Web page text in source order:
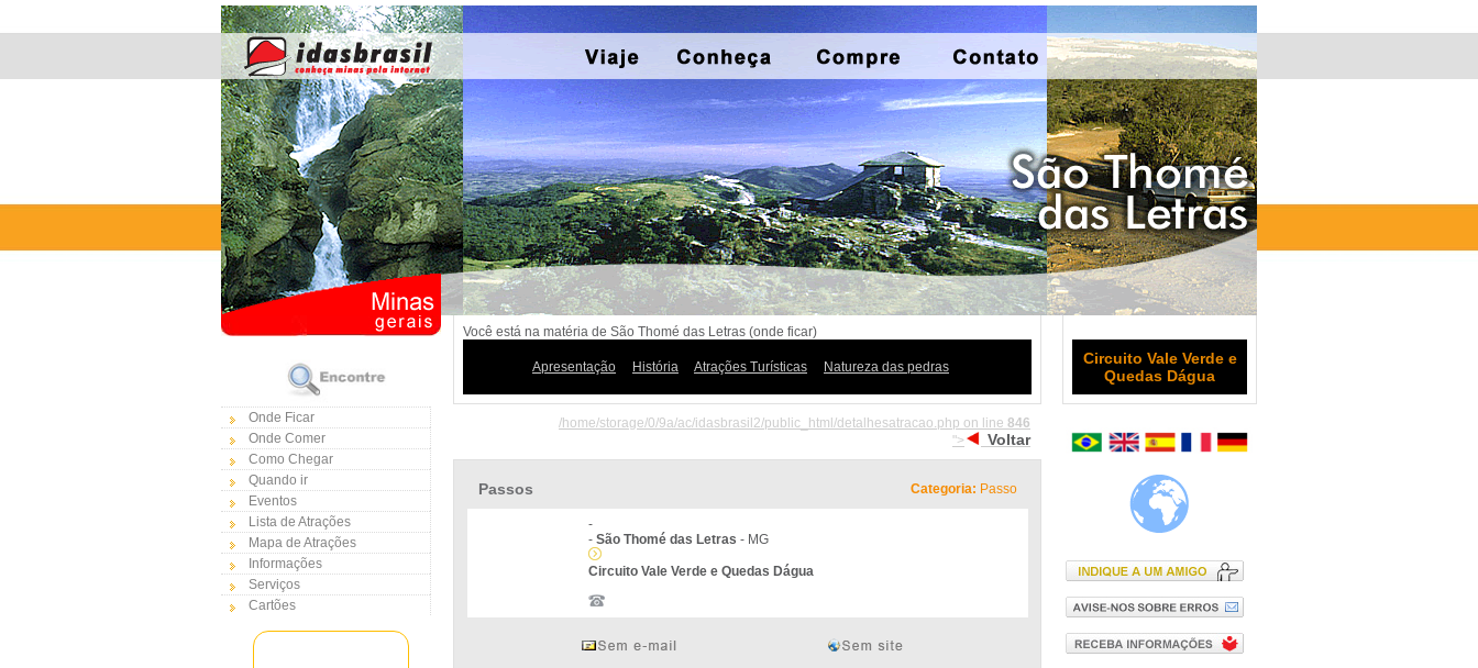
Onde Ficar
Onde Comer
Como Chegar
Quando ir
Eventos
Lista de Atrações
Mapa de Atrações
Informações
Serviços
Cartões
Você está na matéria de São Thomé das Letras (onde ficar)
Apresentação História Atrações Turísticas Natureza das pedras
/home/storage/0/9a/ac/idasbrasil2/public_html/detalhesatracao.php on line 846
">
Voltar
Passos Categoria: Passo
-
- São Thomé das Letras - MG
Circuito Vale Verde e Quedas Dágua
Circuito Vale Verde e
Quedas Dágua